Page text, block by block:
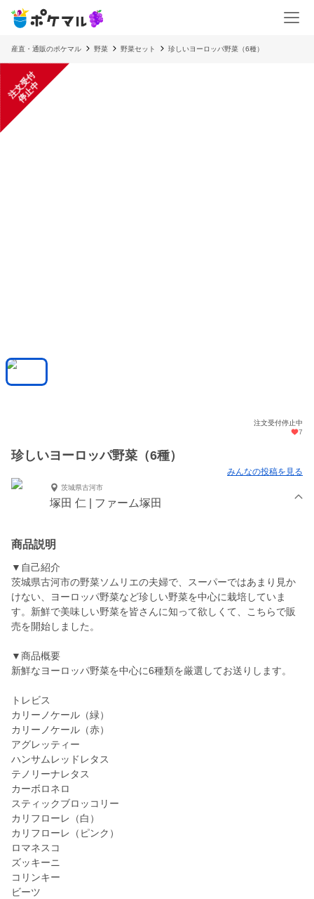
産直・通販のポケマル 野菜 野菜セット 珍しいヨーロッパ野菜（6種）
注
文
受
付
停
止
中
注文受付停止中
7
珍しいヨーロッパ野菜（6種）
みんなの投稿を見る
茨城県古河市
塚田 仁 | ファーム塚田
商品説明
▼自己紹介
茨城県古河市の野菜ソムリエの夫婦で、スーパーではあまり見か
けない、ヨーロッパ野菜など珍しい野菜を中心に栽培していま
す。新鮮で美味しい野菜を皆さんに知って欲しくて、こちらで販
売を開始しました。
▼商品概要
新鮮なヨーロッパ野菜を中心に6種類を厳選してお送りします。
トレビス
カリーノケール（緑）
カリーノケール（赤）
アグレッティー
ハンサムレッドレタス
テノリーナレタス
カーボロネロ
スティックブロッコリー
カリフローレ（白）
カリフローレ（ピンク）
ロマネスコ
ズッキーニ
コリンキー
ビーツ